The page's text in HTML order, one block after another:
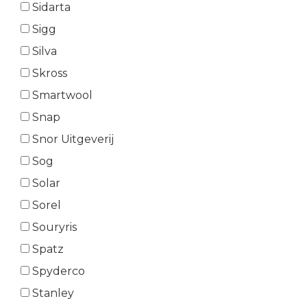
Sidarta
Sigg
Silva
Skross
Smartwool
Snap
Snor Uitgeverij
Sog
Solar
Sorel
Souryris
Spatz
Spyderco
Stanley